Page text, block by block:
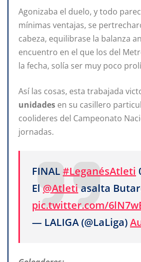
Agonizaba el duelo, y todo
mínimas ventajas, se
cabeza, equilibrase la balanza
encuentro en el que los del
la fecha, solía ser muy poco
Así las cosas, esta trabajada
unidades en su casillero
coolideres del Campeonato
jornadas.
FINAL#LeganésAtleti
El @Atleti asalta
pic.twitter.com/
— LALIGA (@LaLiga)